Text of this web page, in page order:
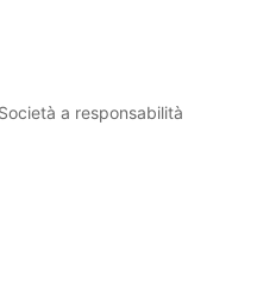
a responsabilità